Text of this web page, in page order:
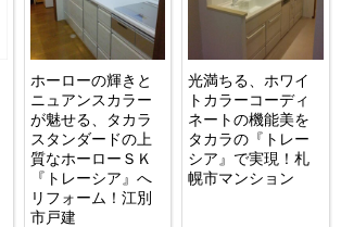
ホーローの輝きと
ニュアンスカラー
が魅せる、タカラ
スタンダードの上
質なホーローＳＫ
『トレーシア』へ
リフォーム！江別
市戸建
光満ちる、ホワイ
トカラーコーディ
ネートの機能美を
タカラの『トレー
シア』で実現！札
幌市マンション